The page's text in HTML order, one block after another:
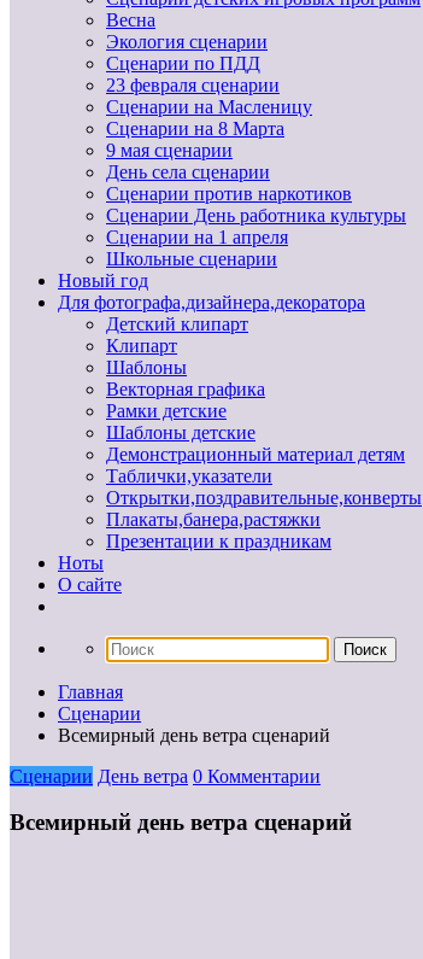
Весна
Экология сценарии
Сценарии по ПДД
23 февраля сценарии
Сценарии на Масленицу
Сценарии на 8 Марта
9 мая сценарии
День села сценарии
Сценарии против наркотиков
Сценарии День работника культуры
Сценарии на 1 апреля
Школьные сценарии
Новый год
Для фотографа,дизайнера,декоратора
Детский клипарт
Клипарт
Шаблоны
Векторная графика
Рамки детские
Шаблоны детские
Демонстрационный материал детям
Таблички,указатели
Открытки,поздравительные,конверты
Плакаты,банера,растяжки
Презентации к праздникам
Ноты
О сайте
Главная
Сценарии
Всемирный день ветра сценарий
Сценарии День ветра 0 Комментарии
Всемирный день ветра сценарий